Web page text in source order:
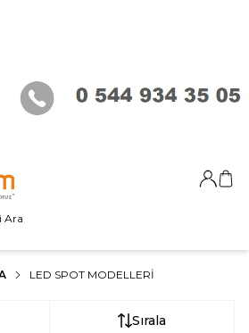
Giriş
LED SPOT MODELLERI
Sırala